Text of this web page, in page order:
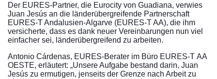
Der EURES-Partner, die Eurocity von Guadiana, verwies
Juan Jesús an die länderübergreifende Partnerschaft
EURES-T Andalusien-Algarve (EURES-T AA), die ihm
versicherte, dass es dank neuer Vereinbarungen nun viel
einfacher sei, länderübergreifend zu arbeiten.
Antonio Cárdenas, EURES-Berater im Büro EURES-T AA
OESTE, erläutert: „Unsere Aufgabe bestand darin, Juan
Jesús zu ermutigen, jenseits der Grenze nach Arbeit zu